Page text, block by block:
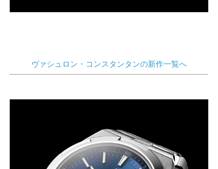
ヴァシュロン・コンスタンタンの新作一覧へ